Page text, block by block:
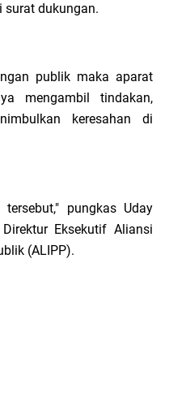
surat dukungan.
publik maka aparat
mengambil tindakan,
keresahan di
pungkas Uday
Eksekutif Aliansi
(ALIPP).